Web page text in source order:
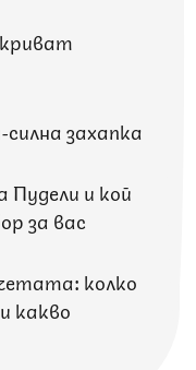
захапка
и кой
за вас
колко
какво